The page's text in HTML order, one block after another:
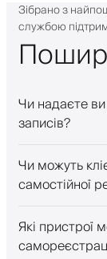
Зібрано з
службою
Чи надаєте
записів?
Чи можуть
самостійної
Які пристрої